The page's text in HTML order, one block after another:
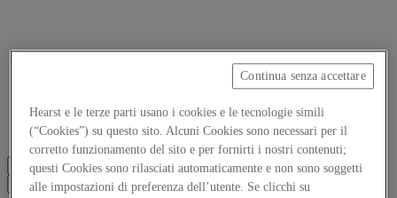
Contacts
EN
Log in
Hearst e le terze parti usano i cookies e le tecnologie simili
(“Cookies”) su questo sito. Alcuni Cookies sono necessari per il
corretto funzionamento del sito e per fornirti i nostri contenuti;
questi Cookies sono rilasciati automaticamente e non sono soggetti
alle impostazioni di preferenza dell’utente. Se clicchi su
Continua senza accettare